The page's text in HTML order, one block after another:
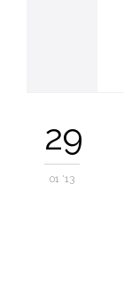
29
01 '13